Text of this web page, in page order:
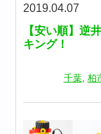
2019.04.07
【安い順】逆
キング！
千葉, 柏